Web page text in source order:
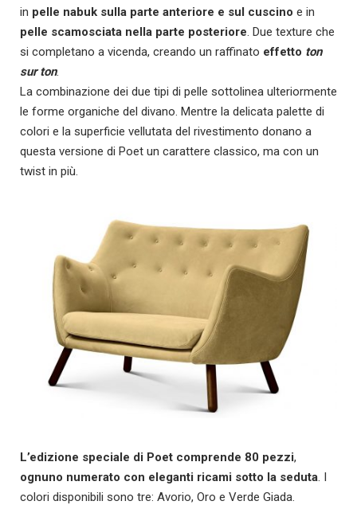
in pelle nabuk sulla parte anteriore e sul cuscino e in
pelle scamosciata nella parte posteriore. Due texture che
si completano a vicenda, creando un raffinato effetto ton
sur ton.
La combinazione dei due tipi di pelle sottolinea ulteriormente
le forme organiche del divano. Mentre la delicata palette di
colori e la superficie vellutata del rivestimento donano a
questa versione di Poet un carattere classico, ma con un
twist in più.
L’edizione speciale di Poet comprende 80 pezzi,
ognuno numerato con eleganti ricami sotto la seduta. I
colori disponibili sono tre: Avorio, Oro e Verde Giada.